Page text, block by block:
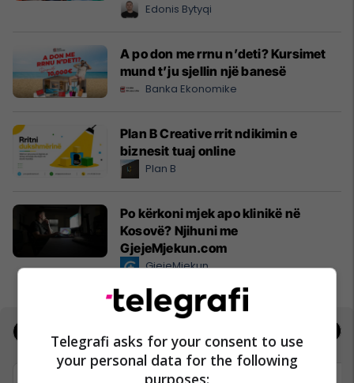
Edonis Bytyqi
A po don me rrnu n’deti? Kursimet
mund t’ju sjellin një banesë
Banka Ekonomike
Plan B Creative rrit ndikimin e
biznesit tuaj online
Plan B
Po kërkoni mjek apo klinikë në
Kosovë? Njihuni me
GjejeMjekun.com
GjejeMjekun
Telegrafi asks for your consent to use
your personal data for the following
purposes: